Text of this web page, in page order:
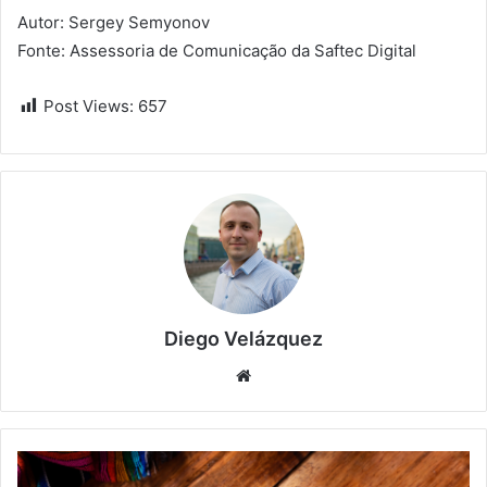
Autor: Sergey Semyonov
Fonte: Assessoria de Comunicação da Saftec Digital
Post Views: 657
Diego Velázquez
Website
Sabores